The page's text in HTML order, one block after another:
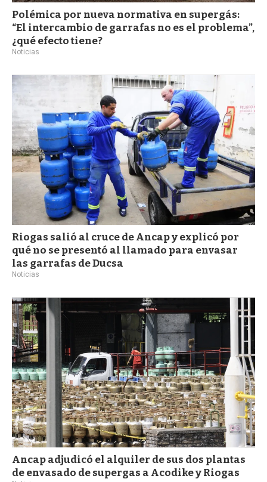
Polémica por nueva normativa en supergás:
“El intercambio de garrafas no es el problema”,
¿qué efecto tiene?
Noticias
Riogas salió al cruce de Ancap y explicó por
qué no se presentó al llamado para envasar
las garrafas de Ducsa
Noticias
Ancap adjudicó el alquiler de sus dos plantas
de envasado de supergas a Acodike y Riogas